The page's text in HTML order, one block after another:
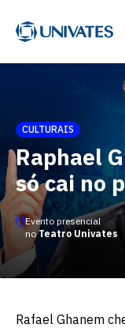
CULTURAIS
Raphael
só cai no
Evento presencial
noTeatro Univates
Rafael Ghanem